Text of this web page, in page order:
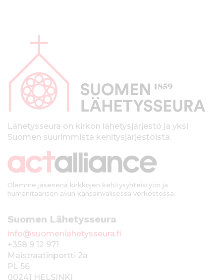
p
kLähetysseura on kirkon lähetysjärjestö ja yksi
Suomen suurimmista kehitysjärjestöistä.
Olemme jäsenenä kirkkojen kehitysyhteistyön ja
humanitaarisen avun kansainvälisessä verkostossa.
Suomen Lähetysseura
info@suomenlahetysseura.fi
+358 9 12 971
Maistraatinportti 2a
PL 56
00241 HELSINKI